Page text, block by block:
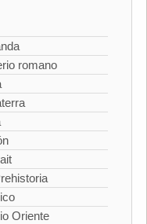
romano
Oriente